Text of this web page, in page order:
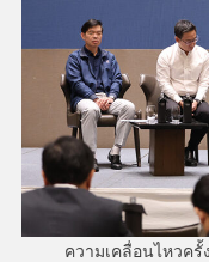
ความเคลื่อนไหวครั้ง